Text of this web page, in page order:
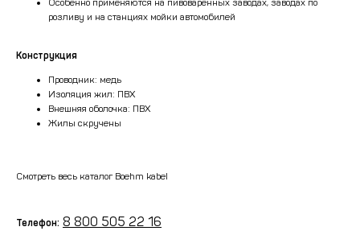
Особенно применяются на пивоваренных заводах, заводах по
розливу и на станциях мойки автомобилей
Конструкция
Проводник: медь
Изоляция жил: ПВХ
Внешняя оболочка: ПВХ
Жилы скручены
Смотреть весь каталог Boehm kabel
Телефон: 8 800 505 22 16